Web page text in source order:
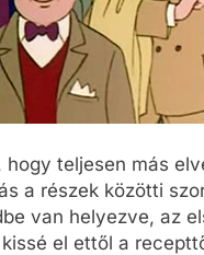
teljesen más
a részek közötti
van helyezve, az
el ettől a